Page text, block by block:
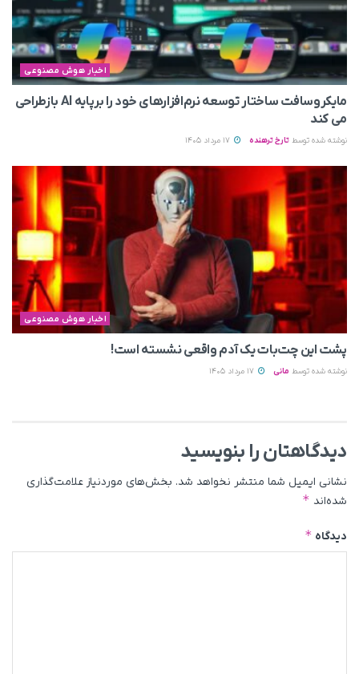
اخبار هوش مصنوعی
مایکروسافت ساختار توسعه نرم‌افزارهای خود را برپایه AI بازطراحی
می‌ کند
نوشته شده توسط تارخ ترهنده
اخبار هوش مصنوعی
پشت این چت‌بات یک آدم واقعی نشسته است!
نوشته شده توسط مانی
دیدگاهتان را بنویسید
نشانی ایمیل شما منتشر نخواهد شد. بخش‌های موردنیاز علامت‌گذاری
شده‌اند *
دیدگاه *